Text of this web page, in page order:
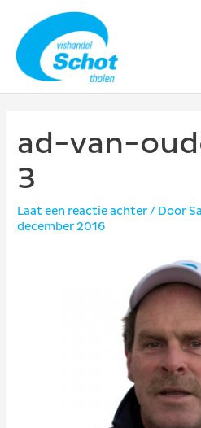
inhoud
ad-van-
3
Laat een reactie achter/ Door
december 2016